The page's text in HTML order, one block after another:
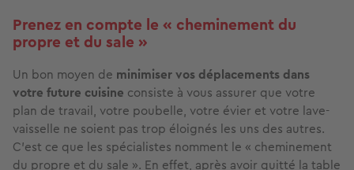
Prenez en compte le « cheminement du
propre et du sale »
Un bon moyen de minimiser vos déplacements dans
votre future cuisine consiste à vous assurer que votre
plan de travail, votre poubelle, votre évier et votre lave-
vaisselle ne soient pas trop éloignés les uns des autres.
C’est ce que les spécialistes nomment le « cheminement
du propre et du sale ». En effet, après avoir quitté la table